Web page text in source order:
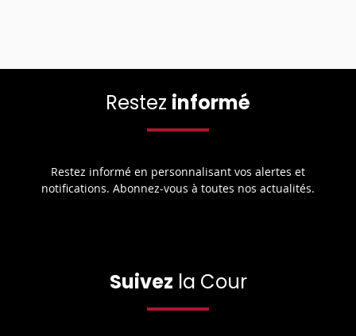
Restez informé
Restez informé en personnalisant vos alertes et
notifications. Abonnez-vous à toutes nos actualités.
Suivez la Cour